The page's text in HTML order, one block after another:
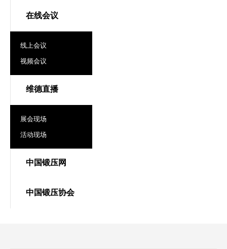
在线会议
线上会议
视频会议
维德直播
展会现场
活动现场
中国锻压网
中国锻压协会